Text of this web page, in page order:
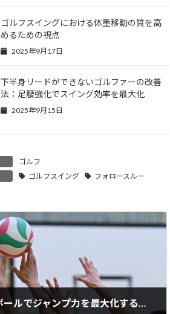
ゴルフスイングにおける体重移動の質を高
めるための視点
2025年9月17日
下半身リードができないゴルファーの改善
法：足腰強化でスイング効率を最大化
2025年9月15日
ゴルフ
ゴルフスイング フォロースルー